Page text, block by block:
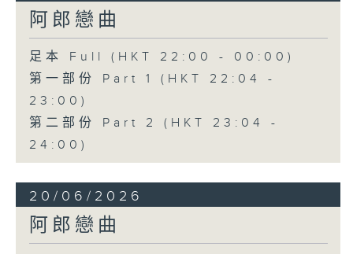
阿郎戀曲
足本 Full (HKT 22:00 - 00:00)
第一部份 Part 1 (HKT 22:04 -
23:00)
第二部份 Part 2 (HKT 23:04 -
24:00)
20/06/2026
阿郎戀曲